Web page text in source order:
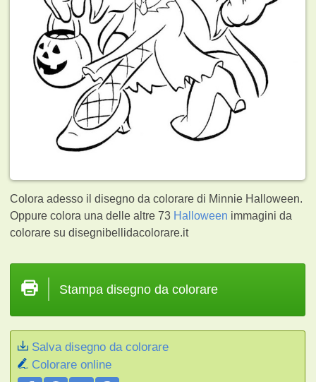
Colora adesso il disegno da colorare di Minnie Halloween.
Oppure colora una delle altre 73 Halloween immagini da
colorare su disegnibellidacolorare.it
Stampa disegno da colorare
Salva disegno da colorare
Colorare online